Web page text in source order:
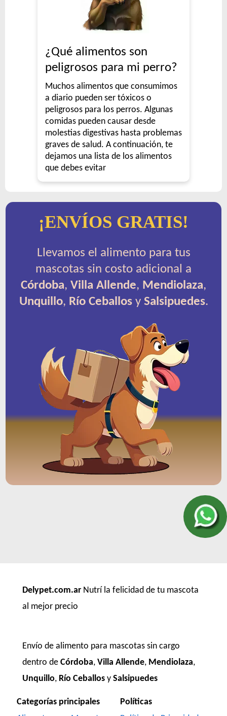
¿Qué alimentos son
peligrosos para mi perro?
Muchos alimentos que consumimos
a diario pueden ser tóxicos o
peligrosos para los perros. Algunas
comidas pueden causar desde
molestias digestivas hasta problemas
graves de salud. A continuación, te
dejamos una lista de los alimentos
que debes evitar
¡ENVÍOS GRATIS!
Llevamos el alimento para tus
mascotas sin costo adicional a
Córdoba, Villa Allende, Mendiolaza,
Unquillo, Río Ceballosy Salsipuedes.
Delypet.com.ar Nutrí la felicidad de tu mascota
al mejor precio
Envío de alimento para mascotas sin cargo
dentro de Córdoba, Villa Allende, Mendiolaza,
Unquillo, Río Ceballos y Salsipuedes
Categorías principales
Políticas